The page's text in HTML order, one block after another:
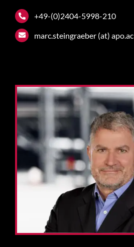
+49-(0)2404-5998-210
marc.steingraeber (at) apo.ac